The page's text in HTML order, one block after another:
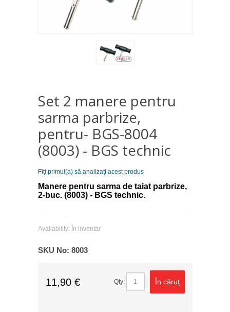
Set 2 manere pentru
sarma parbrize,
pentru- BGS-8004
(8003) - BGS technic
Fiţi primul(a) să analizaţi acest produs
Manere pentru sarma de taiat parbrize,
2-buc. (8003) - BGS technic.
Availability: În inventar
SKU No: 8003
11,90 € Qty: În căruţ